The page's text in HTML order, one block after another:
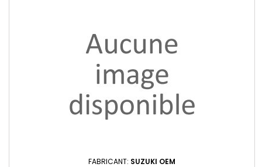
FABRICANT: SUZUKI OEM